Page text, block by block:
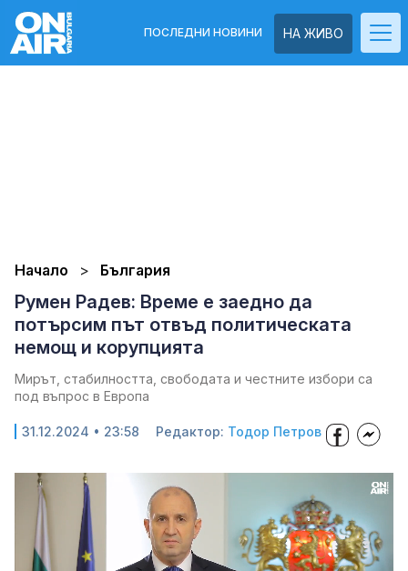
НА ЖИВО
ПОСЛЕДНИ НОВИНИ
Начало България
Румен Радев: Време е заедно да
потърсим път отвъд политическата
немощ и корупцията
Мирът, стабилността, свободата и честните избори са
под въпрос в Европа
31.12.2024 • 23:58 Редактор: Тодор Петров